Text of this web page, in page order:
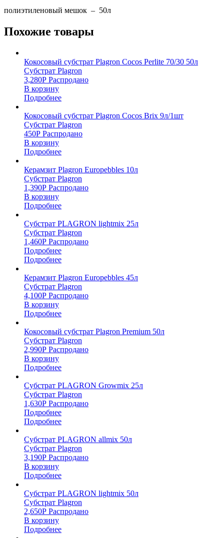
полиэтиленовый мешок – 50л
Похожие товары
Кокосовый субстрат Plagron Cocos Perlite 70/30 50л
Субстрат Plagron
3,280Р Распродано
В корзину
Подробнее
Кокосовый субстрат Plagron Cocos Brix 9л/1шт
Субстрат Plagron
450Р Распродано
В корзину
Подробнее
Керамзит Plagron Europebbles 10л
Субстрат Plagron
1,390Р Распродано
В корзину
Подробнее
Субстрат PLAGRON lightmix 25л
Субстрат Plagron
1,460Р Распродано
Подробнее
Подробнее
Керамзит Plagron Europebbles 45л
Субстрат Plagron
4,100Р Распродано
В корзину
Подробнее
Кокосовый субстрат Plagron Premium 50л
Субстрат Plagron
2,990Р Распродано
В корзину
Подробнее
Субстрат PLAGRON Growmix 25л
Субстрат Plagron
1,630Р Распродано
Подробнее
Подробнее
Субстрат PLAGRON allmix 50л
Субстрат Plagron
3,190Р Распродано
В корзину
Подробнее
Субстрат PLAGRON lightmix 50л
Субстрат Plagron
2,650Р Распродано
В корзину
Подробнее